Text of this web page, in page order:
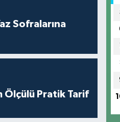
Sofralarına
Ölçülü Pratik Tarif